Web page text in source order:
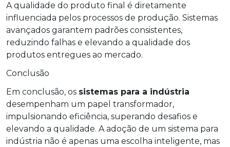
A qualidade do produto final é diretamente
influenciada pelos processos de produção. Sistemas
avançados garantem padrões consistentes,
reduzindo falhas e elevando a qualidade dos
produtos entregues ao mercado.
Conclusão
Em conclusão, os sistemas para a indústria
desempenham um papel transformador,
impulsionando eficiência, superando desafios e
elevando a qualidade. A adoção de um sistema para
indústria não é apenas uma escolha inteligente, mas